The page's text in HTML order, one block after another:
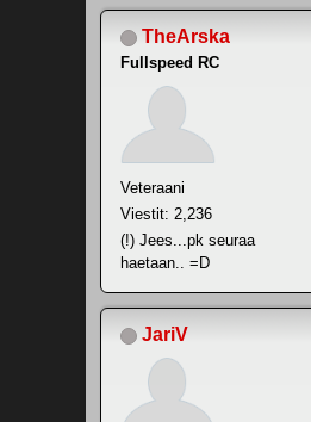
TheArska
Fullspeed RC
Veteraani
Viestit: 2,236
(!) Jees...pk seuraa
haetaan.. =D
JariV